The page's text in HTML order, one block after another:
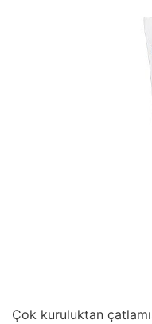
Çok kuruluktan